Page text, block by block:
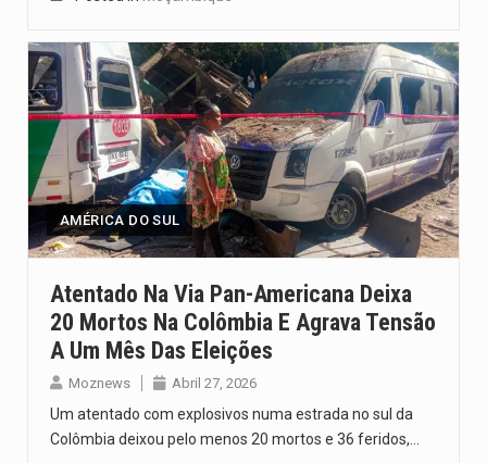
AMÉRICA DO SUL
Atentado Na Via Pan-Americana Deixa
20 Mortos Na Colômbia E Agrava Tensão
A Um Mês Das Eleições
Moznews Abril 27, 2026
Um atentado com explosivos numa estrada no sul da
Colômbia deixou pelo menos 20 mortos e 36 feridos,…